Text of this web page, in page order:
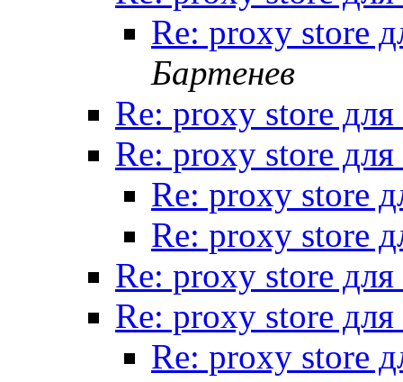
Re: proxy store
Бартенев
Re: proxy store
Re: proxy store
Re: proxy store
Re: proxy store
Re: proxy store
Re: proxy store
Re: proxy store